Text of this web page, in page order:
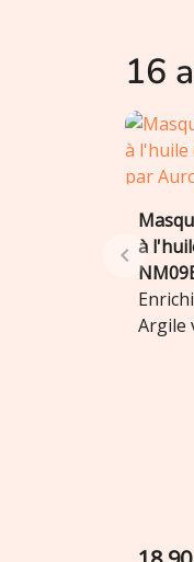
16
à
Argile